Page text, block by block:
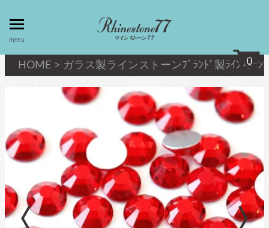
toggle
menu
menu
0
my page
マイページ
privacy
policy
個人情報取
about
linestone ラインストーン
キシリウスカット
最高級品質ﾗｲﾝｽﾄｰﾝ
HOME > ガラス製ラインストーンﾌﾞﾗﾝﾄﾞ製ﾗｲﾝｽﾄｰﾝ